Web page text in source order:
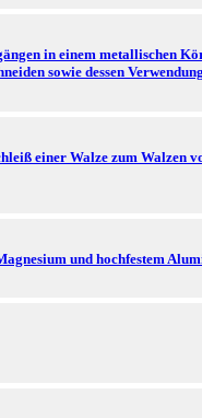
in einem metallischen
sowie dessen
einer Walze zum Walzen
und hochfestem